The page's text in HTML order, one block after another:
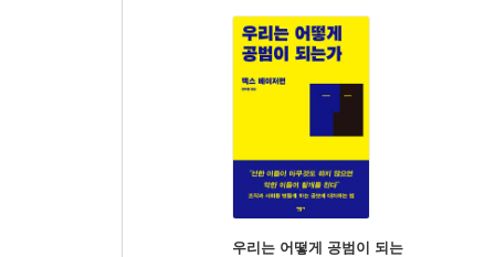
바라라는 검사 시절에 보여줬던 실력대로 매우 강
- ［뉴욕타임스］
“생각할 거리가 필요한가? 여기 풍성한 만찬
- ［워싱턴타임스］
“바라라는 법은 공고한 시스템이지만, 정의를 바
여러 딜레마와 묵묵히 일하는 보통 사람들이 어우
우리는 어떻게 공범이 되는